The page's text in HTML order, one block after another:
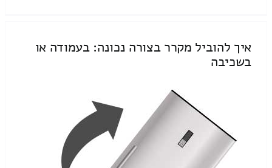
איך להוביל מקרר בצורה נכונה: בעמודה או
בשכיבה